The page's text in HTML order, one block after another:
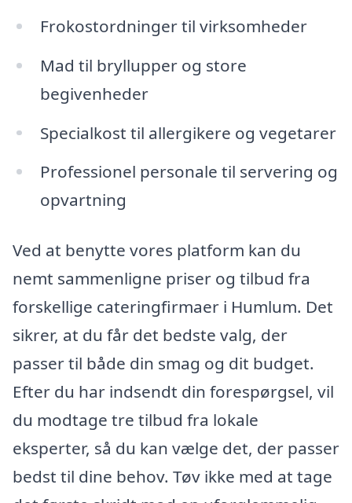
Frokostordninger til virksomheder
Mad til bryllupper og store
begivenheder
Specialkost til allergikere og vegetarer
Professionel personale til servering og
opvartning
Ved at benytte vores platform kan du
nemt sammenligne priser og tilbud fra
forskellige cateringfirmaer i Humlum. Det
sikrer, at du får det bedste valg, der
passer til både din smag og dit budget.
Efter du har indsendt din forespørgsel, vil
du modtage tre tilbud fra lokale
eksperter, så du kan vælge det, der passer
bedst til dine behov. Tøv ikke med at tage